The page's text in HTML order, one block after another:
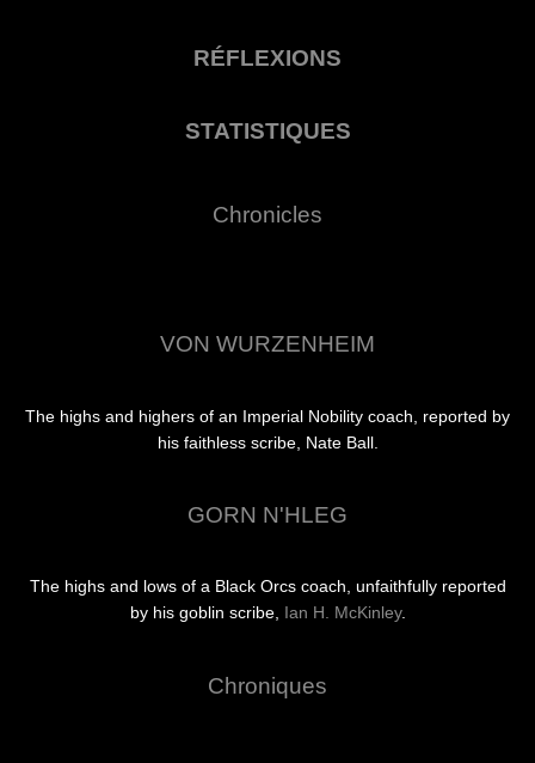
RÉFLEXIONS
STATISTIQUES
Chronicles
VON WURZENHEIM
The highs and highers of an Imperial Nobility coach, reported by
his faithless scribe, Nate Ball.
GORN N'HLEG
The highs and lows of a Black Orcs coach, unfaithfully reported
by his goblin scribe, Ian H. McKinley.
Chroniques